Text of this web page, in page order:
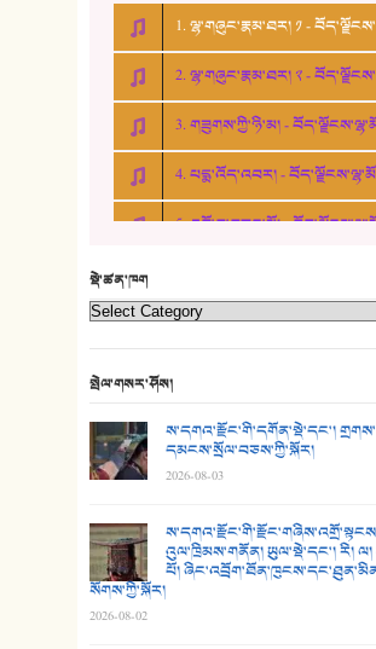
17. ང་བོད་པ་ཡིན། -
18. ང་ལ་བྱམས་པའི་ཨ་མ།
19. ཆ་རྐྱེན་མེད་པའི་སེམས།
20. བསྟན་རྒྱས་གླིང་།
23. ཕོ་རྒོད་པོ།
25. མགྲོན་པོ།
26. ཨ་མའི་ཐང་ཁུག
27. ལྕེ་བདེ་ཞོལ་གྱི་པང་གདན།
28. སྟོད་གཞས། - ཕན་ཐོག
སྡེ་ཚན་ཁག
སྤེལ་གསར་ཤོས།
ས་དགའ་རྫོང་གི་དགོན་སྡེ་དང་།
དམངས་སྲོལ་བཅས་ཀྱི་སྐོར།
2026-08-03
འུལ་ཁྲིམས་གནོན། ཡུལ་སྡེ་དང་། རི།
པོ།
སོགས་ཀྱི་སྐོར།
2026-08-02